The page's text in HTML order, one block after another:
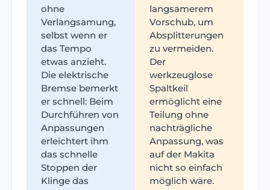
ohne
Verlangsamung,
selbst wenn er
das Tempo
etwas anzieht.
Die elektrische
Bremse bemerkt
er schnell: Beim
Durchführen von
Anpassungen
erleichtert ihm
das schnelle
Stoppen der
Klinge das
langsamerem
Vorschub, um
Absplitterungen
zu vermeiden.
Der
werkzeuglose
Spaltkeil
ermöglicht eine
Teilung ohne
nachträgliche
Anpassung, was
auf der Makita
nicht so einfach
möglich wäre.